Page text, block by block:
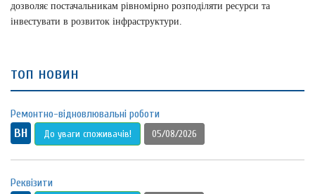
дозволяє постачальникам рівномірно розподіляти ресурси та
інвестувати в розвиток інфраструктури.
топ новин
Ремонтно-відновлювальні роботи
ВН До уваги споживачів! 05/08/2026
Реквізити